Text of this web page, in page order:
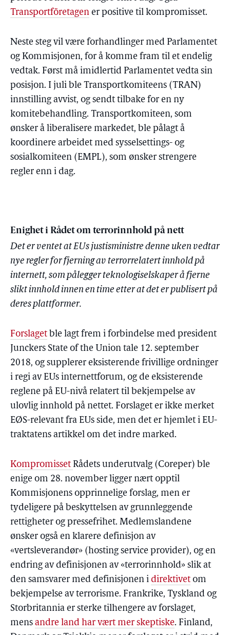
Transportföretagen er positive til kompromisset.
Neste steg vil være forhandlinger med Parlamentet
og Kommisjonen, for å komme fram til et endelig
vedtak. Først må imidlertid Parlamentet vedta sin
posisjon. I juli ble Transportkomiteens (TRAN)
innstilling avvist, og sendt tilbake for en ny
komitebehandling. Transportkomiteen, som
ønsker å liberalisere markedet, ble pålagt å
koordinere arbeidet med sysselsettings- og
sosialkomiteen (EMPL), som ønsker strengere
regler enn i dag.
Enighet i Rådet om terrorinnhold på nett
Det er ventet at EUs justisministre denne uken vedtar
nye regler for fjerning av terrorrelatert innhold på
internett, som pålegger teknologiselskaper å fjerne
slikt innhold innen en time etter at det er publisert på
deres plattformer.
Forslaget ble lagt frem i forbindelse med president
Junckers State of the Union tale 12. september
2018, og supplerer eksisterende frivillige ordninger
i regi av EUs internettforum, og de eksisterende
reglene på EU-nivå relatert til bekjempelse av
ulovlig innhold på nettet. Forslaget er ikke merket
EØS-relevant fra EUs side, men det er hjemlet i EU-
traktatens artikkel om det indre marked.
Kompromisset Rådets underutvalg (Coreper) ble
enige om 28. november ligger nært opptil
Kommisjonens opprinnelige forslag, men er
tydeligere på beskyttelsen av grunnleggende
rettigheter og pressefrihet. Medlemslandene
ønsker også en klarere definisjon av
«vertsleverandør» (hosting service provider), og en
endring av definisjonen av «terrorinnhold» slik at
den samsvarer med definisjonen i direktivet om
bekjempelse av terrorisme. Frankrike, Tyskland og
Storbritannia er sterke tilhengere av forslaget,
mens andre land har vært mer skeptiske. Finland,